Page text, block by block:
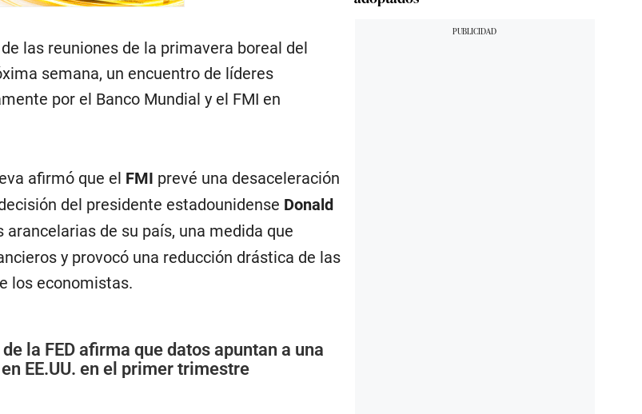
las reuniones de la primavera boreal del
semana, un encuentro de líderes
por el Banco Mundial y el FMI en
afirmó que el FMI prevé una desaceleración
del presidente estadounidense Donald
de su país, una medida que
y provocó una reducción drástica de las
los economistas.
la FED afirma que datos apuntan a una
EE.UU. en el primer trimestre